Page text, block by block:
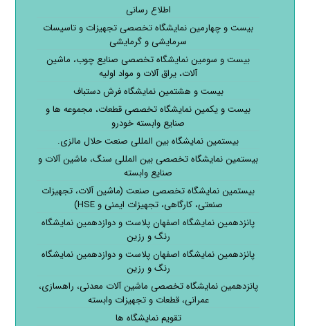
اطلاع رسانی
بیست و چهارمین نمایشگاه تخصصی تجهیزات و تاسیسات
سرمایشی و گرمایشی
بیست و سومین نمایشگاه تخصصی صنایع چوب، ماشین
آلات، یراق آلات و مواد اولیه
بیست و هشتمین نمایشگاه فرش دستباف
بیست و یکمین نمایشگاه تخصصی قطعات، مجموعه ها و
صنایع وابسته خودرو
بیستمین نمایشگاه بین المللی صنعت حلال مالزی.
بیستمین نمایشگاه تخصصی بین المللی سنگ، ماشین آلات و
صنایع وابسته
بیستمین نمایشگاه تخصصی صنعت (ماشین آلات، تجهیزات
صنعتی، کارگاهی، تجهیزات ایمنی و HSE)
پانزدهمین نمایشگاه اصفهان پلاست و دوازدهمین نمایشگاه
رنگ و رزین
پانزدهمین نمایشگاه اصفهان پلاست و دوازدهمین نمایشگاه
رنگ و رزین
پانزدهمین نمایشگاه تخصصی ماشین آلات معدنی، راهسازی،
عمرانی، قطعات و تجهیزات وابسته
تقویم نمایشگاه ها